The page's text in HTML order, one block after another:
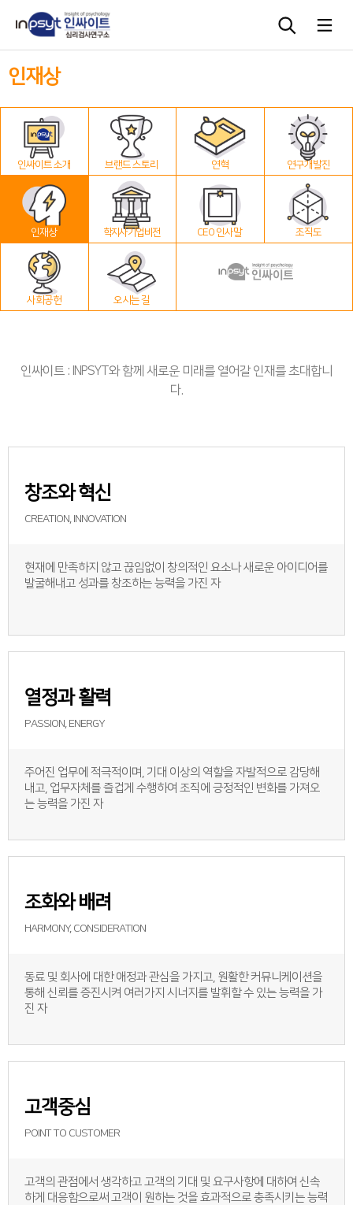
심리검사
상담도구
교육 워크숍
단체검사
인재상
인싸이트 소개 브랜드 스토리 연혁 연구개발진
인재상 학지사 기업 비전 CEO 인사말 조직도
사회공헌 오시는 길
인싸이트 : INPSYT와 함께 새로운 미래를 열어갈 인재를 초대합니
다.
창조와 혁신
CREATION, INNOVATION
현재에 만족하지 않고 끊임없이 창의적인 요소나 새로운 아이디어를
발굴해내고 성과를 창조하는 능력을 가진 자
열정과 활력
PASSION, ENERGY
주어진 업무에 적극적이며, 기대 이상의 역할을 자발적으로 감당해
내고, 업무자체를 즐겁게 수행하여 조직에 긍정적인 변화를 가져오
는 능력을 가진 자
조화와 배려
HARMONY, CONSIDERATION
동료 및 회사에 대한 애정과 관심을 가지고, 원활한 커뮤니케이션을
통해 신뢰를 증진시켜 여러가지 시너지를 발휘할 수 있는 능력을 가
진 자
고객중심
POINT TO CUSTOMER
고객의 관점에서 생각하고 고객의 기대 및 요구사항에 대하여 신속
하게 대응함으로써 고객이 원하는 것을 효과적으로 충족시키는 능력